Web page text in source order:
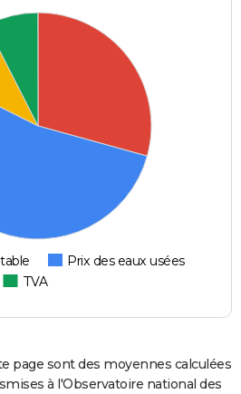
Prix des eaux usées
TVA
page sont des moyennes calculées
à l'Observatoire national des